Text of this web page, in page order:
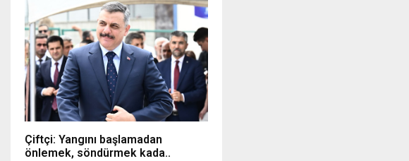
Çiftçi: Yangını başlamadan
önlemek, söndürmek kada..